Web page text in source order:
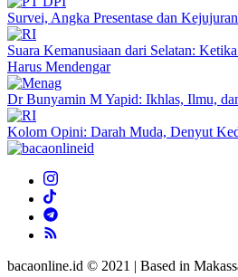
Survei, Angka Presentase dan
Suara Kemanusiaan dari Selatan:
Harus Mendengar
Dr Bunyamin M Yapid: Ikhlas, Ilmu,
Kolom Opini: Darah Muda, Denyut
bacaonline.id © 2021 | Based in